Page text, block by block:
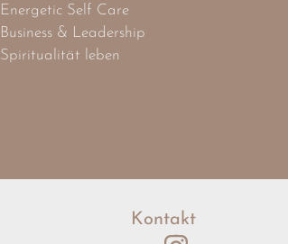
Energetic Self Care
Business & Leadership
Spiritualität leben
Kontakt